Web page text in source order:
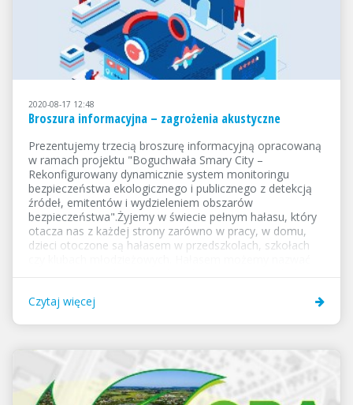
2020-08-17 12:48
Broszura informacyjna – zagrożenia akustyczne
Prezentujemy trzecią broszurę informacyjną opracowaną
w ramach projektu "Boguchwała Smary City –
Rekonfigurowany dynamicznie system monitoringu
bezpieczeństwa ekologicznego i publicznego z detekcją
źródeł, emitentów i wydzieleniem obszarów
bezpieczeństwa".Żyjemy w świecie pełnym hałasu, który
otacza nas z każdej strony zarówno w pracy, w domu,
dzieci otoczone są hałasem w przedszkolach, szkołach
świecie dźwięk jest wszechobecny. Większość dźwięków
Czytaj więcej